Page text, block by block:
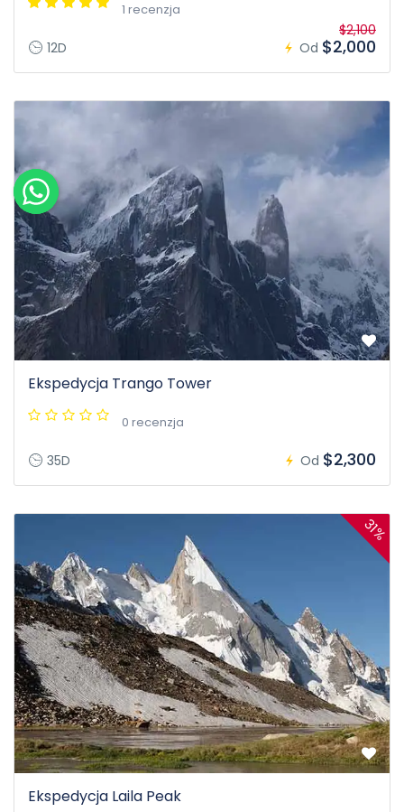
1 recenzja
12D Od
$2,100
$2,000
Ekspedycja Trango Tower
0 recenzja
35D Od $2,300
31%
Ekspedycja Laila Peak